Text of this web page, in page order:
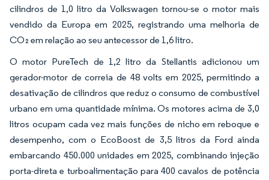
cilindros de 1,0 litro da Volkswagen tornou-se o motor mais
vendido da Europa em 2025, registrando uma melhoria de
CO₂ em relação ao seu antecessor de 1,6 litro.
O motor PureTech de 1,2 litro da Stellantis adicionou um
gerador-motor de correia de 48 volts em 2025, permitindo a
desativação de cilindros que reduz o consumo de combustível
urbano em uma quantidade mínima. Os motores acima de 3,0
litros ocupam cada vez mais funções de nicho em reboque e
desempenho, com o EcoBoost de 3,5 litros da Ford ainda
embarcando 450.000 unidades em 2025, combinando injeção
porta-direta e turboalimentação para 400 cavalos de potência